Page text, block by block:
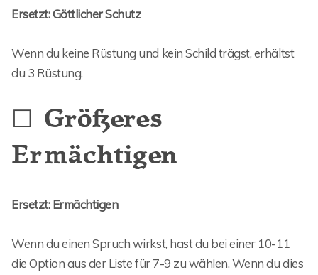
Ersetzt: Göttlicher Schutz
Wenn du keine Rüstung und kein Schild trägst, erhältst
du 3 Rüstung.
☐ Größeres
Ermächtigen
Ersetzt: Ermächtigen
Wenn du einen Spruch wirkst, hast du bei einer 10-11
die Option aus der Liste für 7-9 zu wählen. Wenn du dies